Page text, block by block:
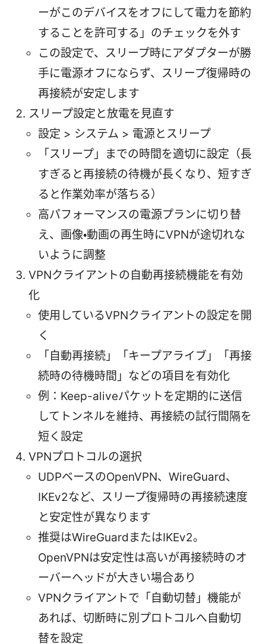
ーがこのデバイスをオフにして電力を節約
することを許可する」のチェックを外す
この設定で、スリープ時にアダプターが勝
手に電源オフにならず、スリープ復帰時の
再接続が安定します
スリープ設定と放電を見直す
設定 > システム > 電源とスリープ
「スリープ」までの時間を適切に設定（長
すぎると再接続の待機が長くなり、短すぎ
ると作業効率が落ちる）
高パフォーマンスの電源プランに切り替
え、画像・動画の再生時にVPNが途切れな
いように調整
VPNクライアントの自動再接続機能を有効
化
使用しているVPNクライアントの設定を開
く
「自動再接続」「キープアライブ」「再接
続時の待機時間」などの項目を有効化
例：Keep-aliveパケットを定期的に送信
してトンネルを維持、再接続の試行間隔を
短く設定
VPNプロトコルの選択
UDPベースのOpenVPN、WireGuard、
IKEv2など、スリープ復帰時の再接続速度
と安定性が異なります
推奨はWireGuardまたはIKEv2。
OpenVPNは安定性は高いが再接続時のオ
ーバーヘッドが大きい場合あり
VPNクライアントで「自動切替」機能が
あれば、切断時に別プロトコルへ自動切
替を設定